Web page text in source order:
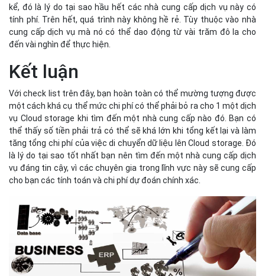
kể, đó là lý do tại sao hầu hết các nhà cung cấp dịch vụ này có
tính phí. Trên hết, quá trình này không hề rẻ. Tùy thuộc vào nhà
cung cấp dịch vụ mà nó có thể dao động từ vài trăm đô la cho
đến vài nghìn để thực hiện.
Kết luận
Với check list trên đây, bạn hoàn toàn có thể mường tượng được
một cách khá cụ thể mức chi phí có thể phải bỏ ra cho 1 một dịch
vụ Cloud storage khi tìm đến một nhà cung cấp nào đó. Bạn có
thể thấy số tiền phải trả có thể sẽ khá lớn khi tổng kết lại và làm
tăng tổng chi phí của việc di chuyển dữ liệu lên Cloud storage. Đó
là lý do tại sao tốt nhất bạn nên tìm đến một nhà cung cấp dịch
vụ đáng tin cậy, vì các chuyên gia trong lĩnh vực này sẽ cung cấp
cho bạn các tính toán và chi phí dự đoán chính xác.